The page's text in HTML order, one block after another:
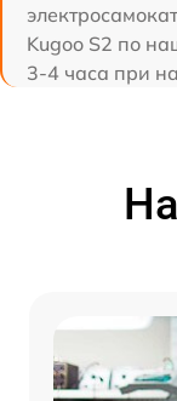
Kugoo S2 по
3-4 часа при